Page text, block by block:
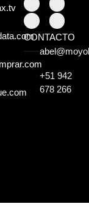
CONTACTO
+51 942
678 266